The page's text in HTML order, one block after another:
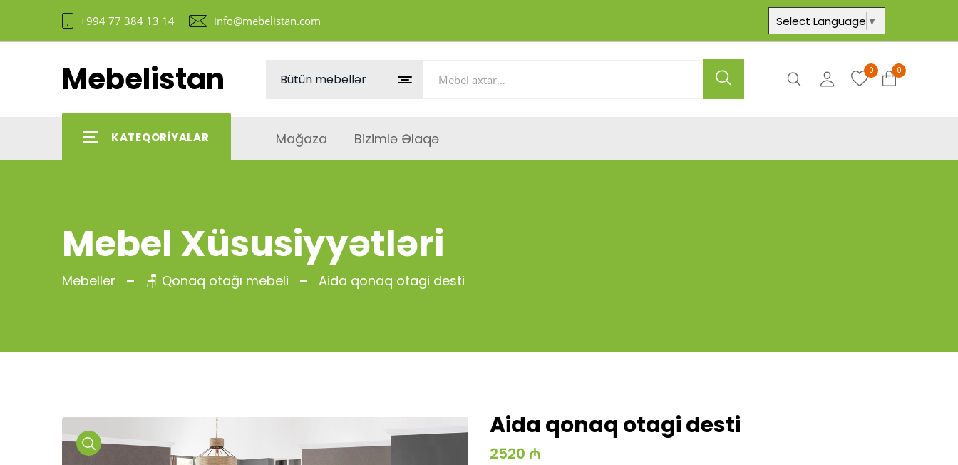
+994 77 384 13 14 info@mebelistan.com Select Language ▼
Mebelistan Axtar Hesabım
0 0
KATEQORIYALAR Mağaza Bizimlə Əlaqə
Mebel Xüsusiyyətləri
Mebeller 🪑 Qonaq otağı mebeli Aida qonaq otagi desti
Media
Aida qonaq otagi desti
2520 ₼